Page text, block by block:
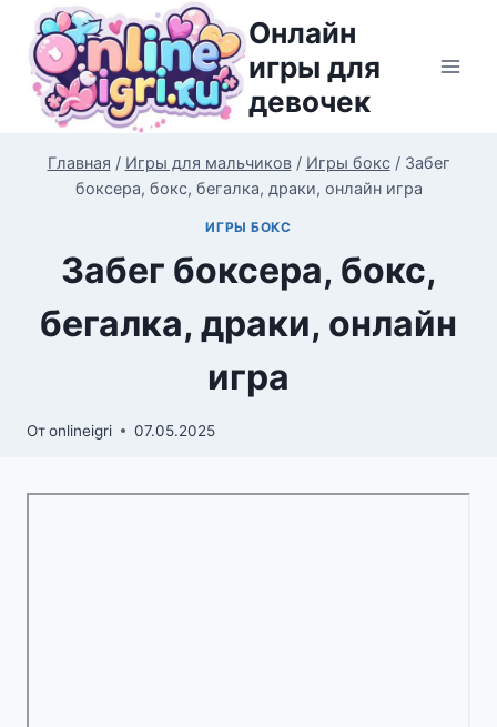
Перейти
содержимому
Онлайн
игры для
девочек
Главная / Игры для мальчиков / Игры бокс / Забег
боксера, бокс, бегалка, драки, онлайн игра
ИГРЫ БОКС
Забег боксера, бокс,
бегалка, драки, онлайн
игра
Отonlineigri 07.05.2025